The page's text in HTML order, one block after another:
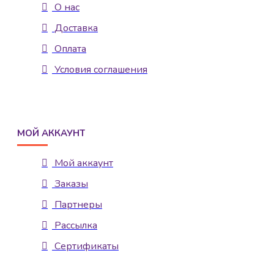
О нас
Доставка
Оплата
Условия соглашения
МОЙ АККАУНТ
Мой аккаунт
Заказы
Партнеры
Рассылка
Сертификаты